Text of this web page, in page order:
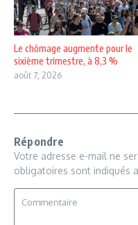
Le chômage augmente pour le
sixième trimestre, à 8,3 %
août 7, 2026
Répondre
Votre adresse e-mail ne
obligatoires sont indiqués